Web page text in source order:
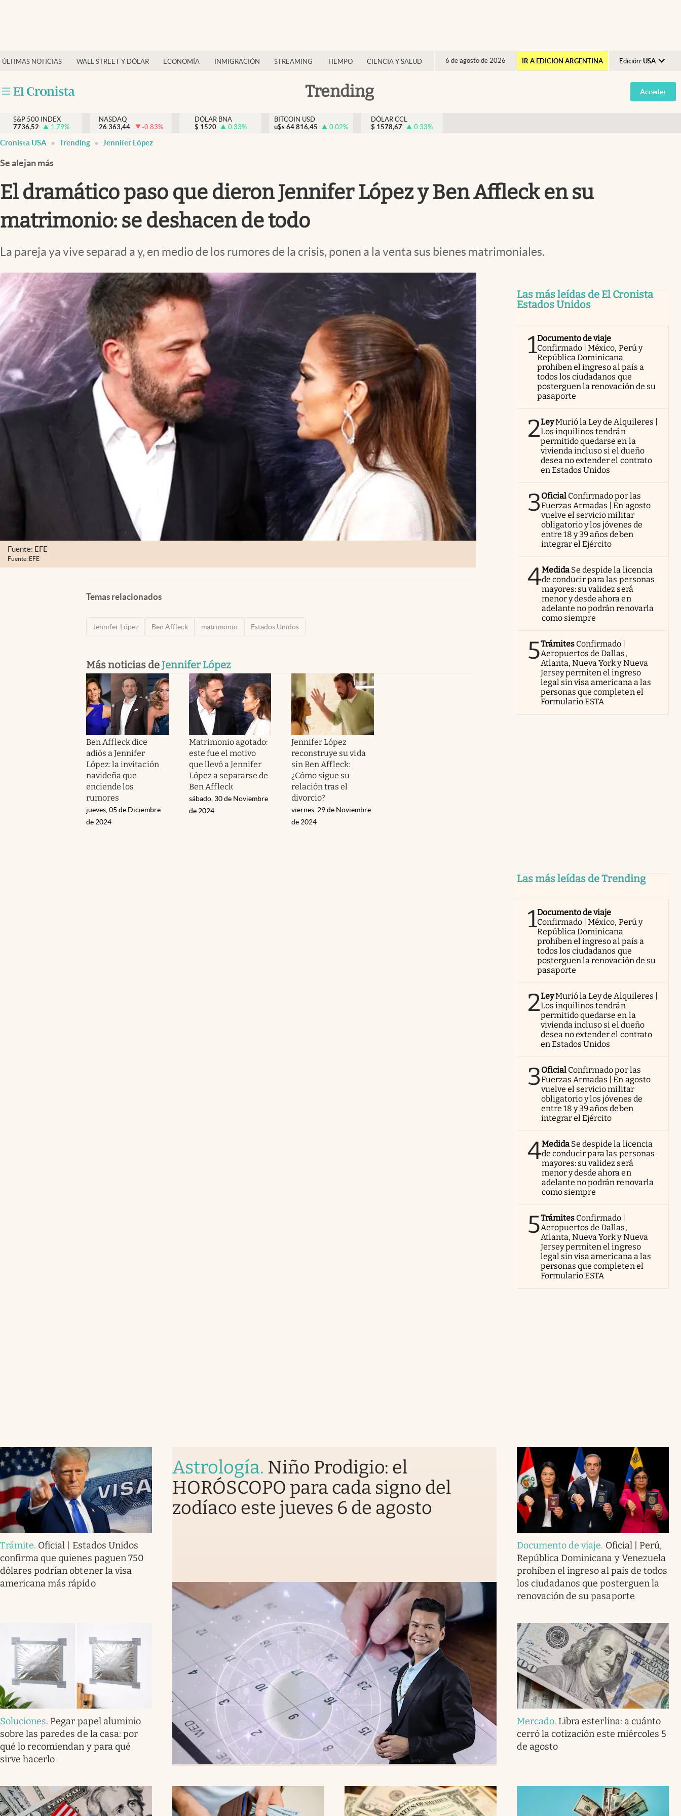
ÚLTIMAS NOTICIAS WALL STREET Y DÓLAR ECONOMÍA INMIGRACIÓN STREAMING TIEMPO CIENCIA Y SALUD 6 de agosto de 2026 IR A EDICIÓN ARGENTINA Edición: USA
Argentina
España
Trending
Finanzas y economía
Inmigración
Trending
Streaming
PC y mobile
Acceder
S&P 500 INDEX
7736,52
1.79%
NASDAQ
26.363,44
-0.83%
DÓLAR BNA
$ 1520 0.33%
BITCOIN USD
u$s 64.816,45 0.02%
DÓLAR CCL
$ 1578,67 0.33%
Cronista USA Trending Jennifer López
Se alejan más
El dramático paso que dieron Jennifer López y Ben Affleck en su
matrimonio: se deshacen de todo
La pareja ya vive separad a y, en medio de los rumores de la crisis, ponen a la venta sus bienes matrimoniales.
Fuente: EFE
Fuente: EFE
Temas relacionados
Jennifer López Ben Affleck matrimonio Estados Unidos
Más noticias deJennifer López
Ben Affleck dice
adiós a Jennifer
López: la invitación
navideña que
enciende los
rumores
jueves, 05 de Diciembre
de 2024
Matrimonio agotado:
este fue el motivo
que llevó a Jennifer
López a separarse de
Ben Affleck
sábado, 30 de Noviembre
de 2024
Jennifer López
reconstruye su vida
sin Ben Affleck:
¿Cómo sigue su
relación tras el
divorcio?
viernes, 29 de Noviembre
de 2024
Las más leídas de El Cronista
Estados Unidos
1Documento de viaje
Confirmado | México, Perú y
República Dominicana
prohíben el ingreso al país a
todos los ciudadanos que
posterguen la renovación de su
pasaporte
2LeyMurió la Ley de Alquileres |
Los inquilinos tendrán
permitido quedarse en la
vivienda incluso si el dueño
desea no extender el contrato
en Estados Unidos
3Oficial Confirmado por las
Fuerzas Armadas | En agosto
vuelve el servicio militar
obligatorio y los jóvenes de
entre 18 y 39 años deben
integrar el Ejército
4Medida Se despide la licencia
de conducir para las personas
mayores: su validez será
menor y desde ahora en
adelante no podrán renovarla
como siempre
5Trámites Confirmado |
Aeropuertos de Dallas,
Atlanta, Nueva York y Nueva
Jersey permiten el ingreso
legal sin visa americana a las
personas que completen el
Formulario ESTA
Las más leídas de Trending
1Documento de viaje
Confirmado | México, Perú y
República Dominicana
prohíben el ingreso al país a
todos los ciudadanos que
posterguen la renovación de su
pasaporte
2LeyMurió la Ley de Alquileres |
Los inquilinos tendrán
permitido quedarse en la
vivienda incluso si el dueño
desea no extender el contrato
en Estados Unidos
3Oficial Confirmado por las
Fuerzas Armadas | En agosto
vuelve el servicio militar
obligatorio y los jóvenes de
entre 18 y 39 años deben
integrar el Ejército
4Medida Se despide la licencia
de conducir para las personas
mayores: su validez será
menor y desde ahora en
adelante no podrán renovarla
como siempre
5Trámites Confirmado |
Aeropuertos de Dallas,
Atlanta, Nueva York y Nueva
Jersey permiten el ingreso
legal sin visa americana a las
personas que completen el
Formulario ESTA
Trámite. Oficial | Estados Unidos
confirma que quienes paguen 750
dólares podrían obtener la visa
americana más rápido
Astrología. Niño Prodigio: el
HORÓSCOPO para cada signo del
zodíaco este jueves 6 de agosto
Documento de viaje. Oficial | Perú,
República Dominicana y Venezuela
prohíben el ingreso al país de todos
los ciudadanos que posterguen la
renovación de su pasaporte
Soluciones. Pegar papel aluminio
sobre las paredes de la casa: por
qué lo recomiendan y para qué
sirve hacerlo
Mercado. Libra esterlina: a cuánto
cerró la cotización este miércoles 5
de agosto